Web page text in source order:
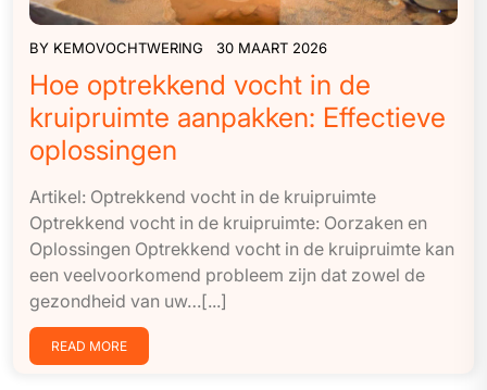
BY KEMOVOCHTWERING 30 MAART 2026
Hoe optrekkend vocht in de
kruipruimte aanpakken: Effectieve
oplossingen
Artikel: Optrekkend vocht in de kruipruimte
Optrekkend vocht in de kruipruimte: Oorzaken en
Oplossingen Optrekkend vocht in de kruipruimte kan
een veelvoorkomend probleem zijn dat zowel de
gezondheid van uw…[...]
READ MORE